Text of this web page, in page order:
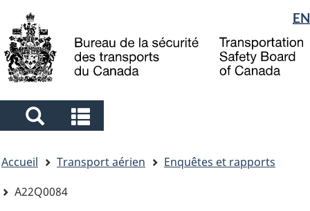
to
main
to
"About
government"
à
la
Sélection
de
la
langue
EN
Search
and
menus
and
menus
êtes
ici
Accueil Transport aérien
Enquêtes et rapports
A22Q0084